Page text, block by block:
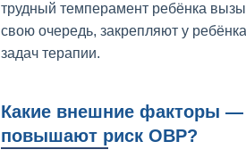
трудный темперамент ребёнка
свою очередь, закрепляют у
задач терапии.
Какие внешние факторы
повышают риск ОВР?